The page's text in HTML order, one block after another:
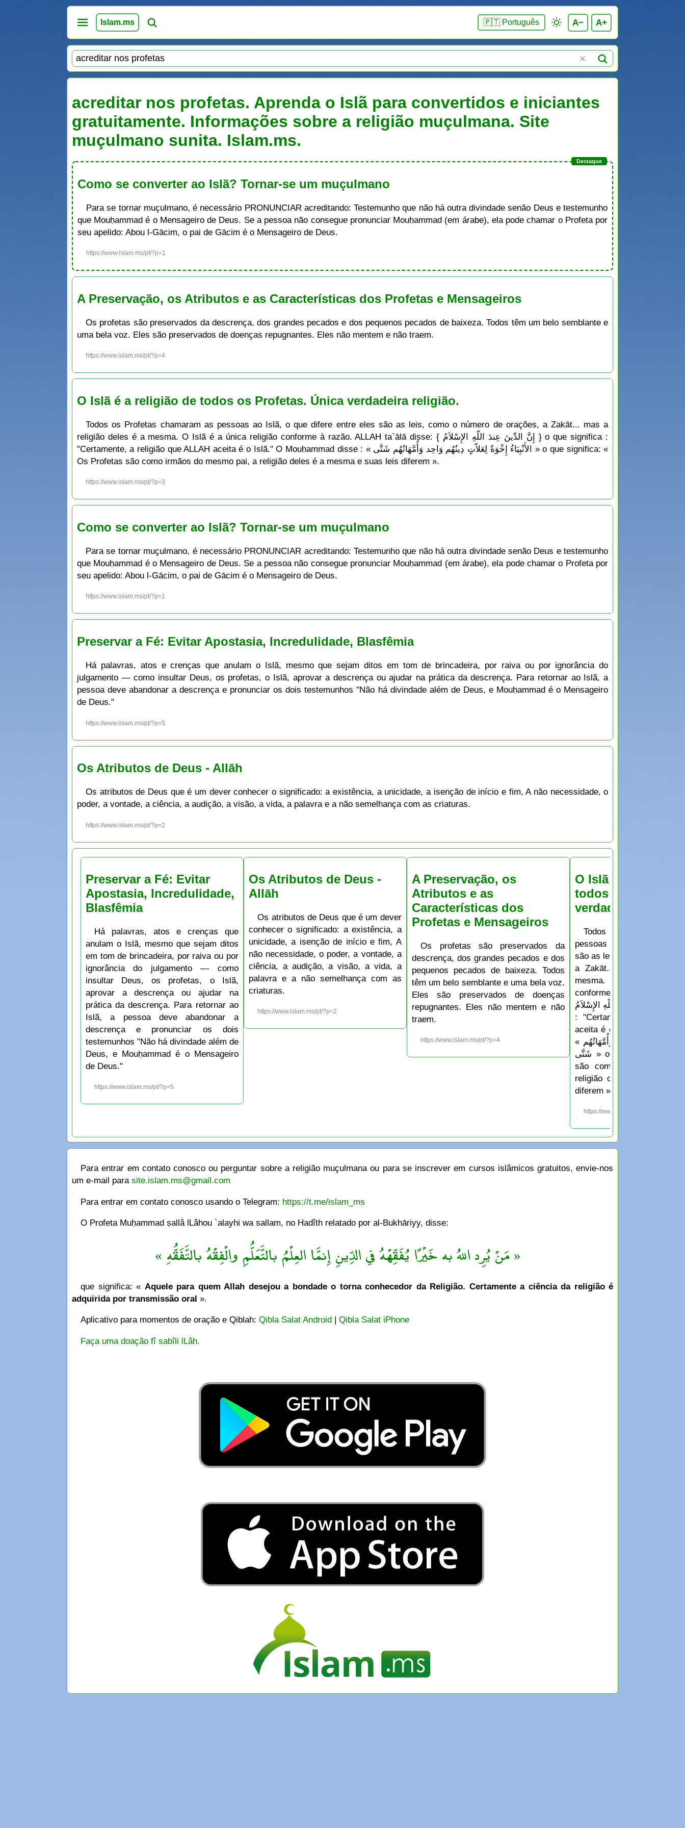
Islam.ms 🇵🇹 Português A− A+
acreditar nos profetas. Aprenda o Islã para convertidos e iniciantes
gratuitamente. Informações sobre a religião muçulmana. Site
muçulmano sunita. Islam.ms.
Como se converter ao Islã? Tornar-se um muçulmano
Para se tornar muçulmano, é necessário PRONUNCIAR acreditando: Testemunho que não há outra divindade senão Deus e testemunho
que Mouḥammad é o Mensageiro de Deus. Se a pessoa não consegue pronunciar Mouḥammad (em árabe), ela pode chamar o Profeta por
seu apelido: Abou l-Gācim, o pai de Gācim é o Mensageiro de Deus.
https://www.islam.ms/pt/?p=1
A Preservação, os Atributos e as Características dos Profetas e Mensageiros
Os profetas são preservados da descrença, dos grandes pecados e dos pequenos pecados de baixeza. Todos têm um belo semblante e
uma bela voz. Eles são preservados de doenças repugnantes. Eles não mentem e não traem.
https://www.islam.ms/pt/?p=4
O Islã é a religião de todos os Profetas. Única verdadeira religião.
Todos os Profetas chamaram as pessoas ao Islã, o que difere entre eles são as leis, como o número de orações, a Zakāt... mas a
religião deles é a mesma. O Islã é a única religião conforme à razão. ALLAH ta`ālā disse: { إِنَّ الدِّينَ عِندَ اللّهِ الإِسْلاَمُ } o que significa :
"Certamente, a religião que ALLAH aceita é o Islã." O Mouḥammad disse : « الأَنْبِيَاءُ إِخْوَةٌ لِعَلاّتٍ دِينُهُم وَاحِد وَأُمَّهَاتُهُم شَتَّى » o que significa: «
Os Profetas são como irmãos do mesmo pai, a religião deles é a mesma e suas leis diferem ».
https://www.islam.ms/pt/?p=3
Como se converter ao Islã? Tornar-se um muçulmano
Para se tornar muçulmano, é necessário PRONUNCIAR acreditando: Testemunho que não há outra divindade senão Deus e testemunho
que Mouḥammad é o Mensageiro de Deus. Se a pessoa não consegue pronunciar Mouḥammad (em árabe), ela pode chamar o Profeta por
seu apelido: Abou l-Gācim, o pai de Gācim é o Mensageiro de Deus.
https://www.islam.ms/pt/?p=1
Preservar a Fé: Evitar Apostasia, Incredulidade, Blasfêmia
Há palavras, atos e crenças que anulam o Islã, mesmo que sejam ditos em tom de brincadeira, por raiva ou por ignorância do
julgamento — como insultar Deus, os profetas, o Islã, aprovar a descrença ou ajudar na prática da descrença. Para retornar ao Islã, a
pessoa deve abandonar a descrença e pronunciar os dois testemunhos "Não há divindade além de Deus, e Mouḥammad é o Mensageiro
de Deus."
https://www.islam.ms/pt/?p=5
Os Atributos de Deus - Allāh
Os atributos de Deus que é um dever conhecer o significado: a existência, a unicidade, a isenção de início e fim, A não necessidade, o
poder, a vontade, a ciência, a audição, a visão, a vida, a palavra e a não semelhança com as criaturas.
https://www.islam.ms/pt/?p=2
Preservar a Fé: Evitar
Apostasia, Incredulidade,
Blasfêmia
Há palavras, atos e crenças que
anulam o Islã, mesmo que sejam ditos
em tom de brincadeira, por raiva ou por
ignorância do julgamento — como
insultar Deus, os profetas, o Islã,
aprovar a descrença ou ajudar na
prática da descrença. Para retornar ao
Islã, a pessoa deve abandonar a
descrença e pronunciar os dois
testemunhos "Não há divindade além de
Deus, e Mouḥammad é o Mensageiro
de Deus."
https://www.islam.ms/pt/?p=5
Os Atributos de Deus -
Allāh
Os atributos de Deus que é um dever
conhecer o significado: a existência, a
unicidade, a isenção de início e fim, A
não necessidade, o poder, a vontade, a
ciência, a audição, a visão, a vida, a
palavra e a não semelhança com as
criaturas.
https://www.islam.ms/pt/?p=2
A Preservação, os
Atributos e as
Características dos
Profetas e Mensageiros
Os profetas são preservados da
descrença, dos grandes pecados e dos
pequenos pecados de baixeza. Todos
têm um belo semblante e uma bela voz.
Eles são preservados de doenças
repugnantes. Eles não mentem e não
traem.
https://www.islam.ms/pt/?p=4
O Islã é a religião
todos os Profetas.
verdadeira
Todos os Profetas
pessoas ao Islã, o que
são as leis, como o número
a Zakāt... mas a
mesma. O Islã é a
conforme à razão. ALLAH
إِنَّ الدِّينَ عِندَ اللّهِ الإِسْلاَمُ } o que significa
: "Certamente, a religião
aceita é o Islã." O
« الأَنْبِيَاءُ إِخْوَةٌ لِعَلاّتٍ دِينُهُم وَاحِد وَأُمَّهَاتُهُم
شَتَّى » o que significa: « Os Profetas
são como irmãos do
religião deles é a mesma
diferem ».
https://www.islam.ms/pt/?p=3
Para entrar em contato conosco ou perguntar sobre a religião muçulmana ou para se inscrever em cursos islâmicos gratuitos, envie-nos
um e-mail para site.islam.ms@gmail.com
Para entrar em contato conosco usando o Telegram: https://t.me/islam_ms
O Profeta Muḥammad ṣallâ lLâhou `alayhi wa sallam, no Hadîth relatado por al-Bukhāriyy, disse:
« مَنْ يُرِد اللهُ به خَيْرًا يُفَقِّهْهُ في الدِّينِ إِنمَّا العِلْمُ بالتَّعَلُّمِ والْفِقْهُ بالتَّفَقُّهِ »
que significa: « Aquele para quem Allah desejou a bondade o torna conhecedor da Religião. Certamente a ciência da religião é
adquirida por transmissão oral ».
Aplicativo para momentos de oração e Qiblah:Qibla Salat Android |Qibla Salat iPhone
Faça uma doação fî sabîli lLâh.